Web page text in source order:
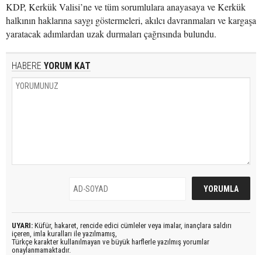
KDP, Kerkük Valisi’ne ve tüm sorumlulara anayasaya ve Kerkük
halkının haklarına saygı göstermeleri, akılcı davranmaları ve kargaşa
yaratacak adımlardan uzak durmaları çağrısında bulundu.
HABERE YORUM KAT
UYARI: Küfür, hakaret, rencide edici cümleler veya imalar, inançlara saldırı
içeren, imla kuralları ile yazılmamış,
Türkçe karakter kullanılmayan ve büyük harflerle yazılmış yorumlar
onaylanmamaktadır.